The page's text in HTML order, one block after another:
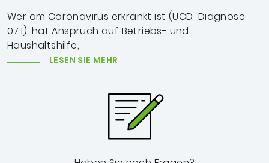
Wer am Coronavirus erkrankt ist (UCD-Diagnose
07.1), hat Anspruch auf Betriebs- und
Haushaltshilfe,
LESEN SIE MEHR